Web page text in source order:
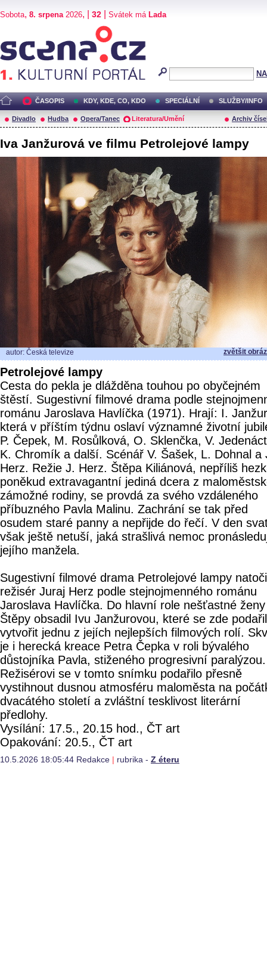
Sobota, 8. srpena2026, | 32 Svátek má Lada
ČASOPIS KDY, KDE, CO, KDO SPECIÁLNÍ SLUŽBY/INFO
Divadlo Hudba Opera/Tanec Literatura/Umění Archiv
Iva Janžurová ve filmu Petrolejové lampy
autor: Česká televize zvětšit
Petrolejové lampy
Cesta do pekla je dlážděna touhou po obyčejném
štěstí. Sugestivní filmové drama podle
románu Jaroslava Havlíčka (1971). Hrají: I.
která v příštím týdnu oslaví významné životní
P. Čepek, M. Rosůlková, O. Sklenčka, V.
K. Chromík a další. Scénář V. Šašek, L. Dohnal a
Herz. Režie J. Herz. Štěpa Kiliánová, nepříliš
poněkud extravagantní jediná dcera z
zámožné rodiny, se provdá za svého vzdáleného
příbuzného Pavla Malinu. Zachrání se tak před
osudem staré panny a nepřijde do řečí. V den
však ještě netuší, jaká strašlivá nemoc
jejího manžela.
Sugestivní filmové drama Petrolejové lampy
režisér Juraj Herz podle stejnojmenného románu
Jaroslava Havlíčka. Do hlavní role nešťastné ženy
Štěpy obsadil Ivu Janžurovou, které se zde
vytvořit jednu z jejích nejlepších filmových rolí.
je i herecká kreace Petra Čepka v roli bývalého
důstojníka Pavla, stiženého progresivní paralýzou.
Režisérovi se v tomto snímku podařilo přesně
vystihnout dusnou atmosféru maloměsta na
dvacátého století a zvláštní tesklivost literární
předlohy.
Vysílání: 17.5., 20.15 hod., ČT art
Opakování: 20.5., ČT art
10.5.2026 18:05:44 Redakce | rubrika - Z éteru